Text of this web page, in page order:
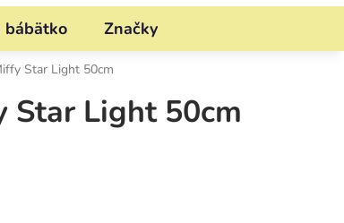
bábätko Značky
Star Light 50cm
Star Light 50cm